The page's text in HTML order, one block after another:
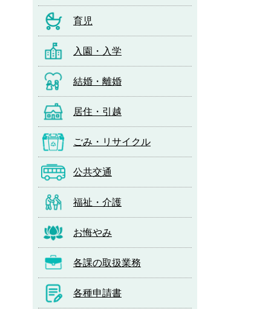
育児
入園・入学
結婚・離婚
居住・引越
ごみ・リサイクル
公共交通
福祉・介護
お悔やみ
各課の取扱業務
各種申請書